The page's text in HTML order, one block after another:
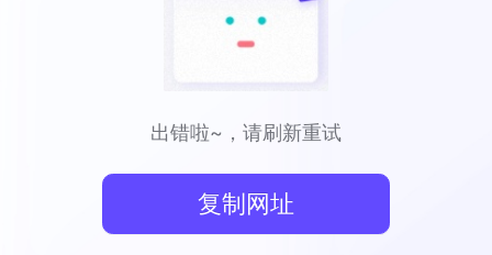
出错啦~，请刷新重试
复制网址